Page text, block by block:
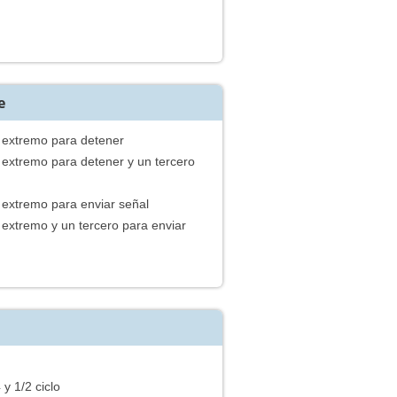
para detener
para detener y un tercero
para enviar señal
y un tercero para enviar
y 1/2 ciclo